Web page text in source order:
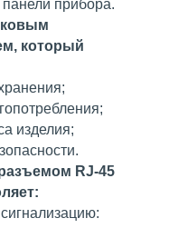
прибора.
который
изделия;
RJ-45